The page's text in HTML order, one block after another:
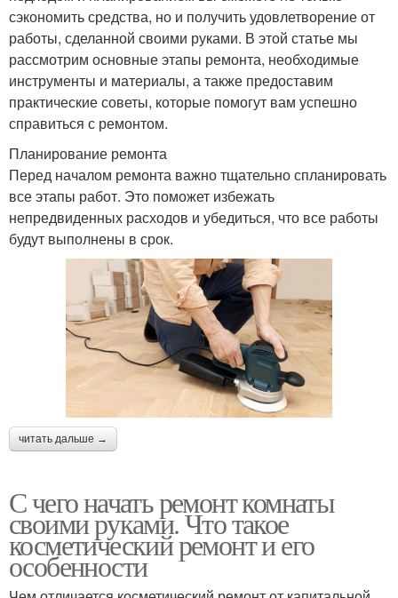
сэкономить средства, но и получить удовлетворение от
работы, сделанной своими руками. В этой статье мы
рассмотрим основные этапы ремонта, необходимые
инструменты и материалы, а также предоставим
практические советы, которые помогут вам успешно
справиться с ремонтом.
Планирование ремонта
Перед началом ремонта важно тщательно спланировать
все этапы работ. Это поможет избежать
непредвиденных расходов и убедиться, что все работы
будут выполнены в срок.
читать дальше →
С чего начать ремонт комнаты
своими руками. Что такое
косметический ремонт и его
особенности